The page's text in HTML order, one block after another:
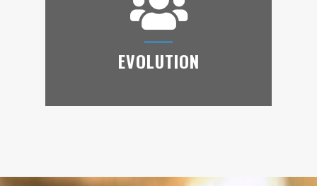
la gestion de vos entretiens et les bonnes
pratiques de vos conducteurs…
EVOLUTION
EVOLUTION